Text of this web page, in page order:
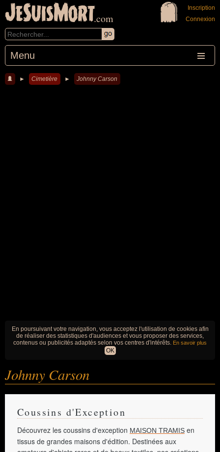
JeSuisMort.com
Menu
Inscription
Connexion
► Cimetière ► Johnny Carson
En poursuivant votre navigation, vous acceptez l'utilisation de cookies afin
de réaliser des statistiques d'audiences et vous proposer des services,
contenus ou publicités adaptés selon vos centres d'intérêts. En savoir plus
OK
Johnny Carson
Coussins d'Exception
Découvrez les coussins d'exception MAISON TRAMIS en
tissus de grandes maisons d'édition. Destinées aux